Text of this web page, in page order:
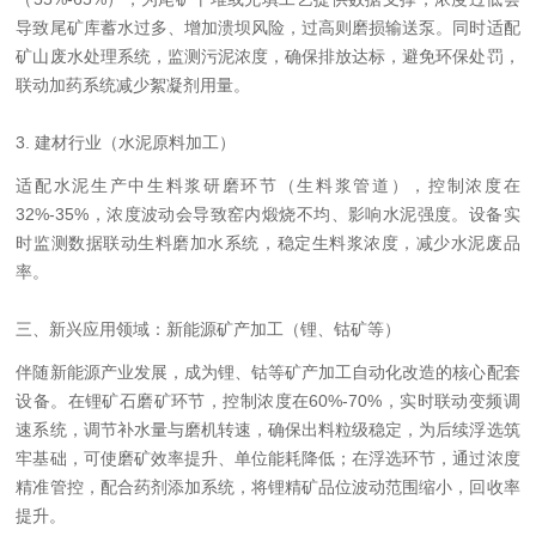
导致尾矿库蓄水过多、增加溃坝风险，过高则磨损输送泵。同时适配
矿山废水处理系统，监测污泥浓度，确保排放达标，避免环保处罚，
联动加药系统减少絮凝剂用量。
3. 建材行业（水泥原料加工）
适配水泥生产中生料浆研磨环节（生料浆管道），控制浓度在
32%-35%，浓度波动会导致窑内煅烧不均、影响水泥强度。设备实
时监测数据联动生料磨加水系统，稳定生料浆浓度，减少水泥废品
率。
三、新兴应用领域：新能源矿产加工（锂、钴矿等）
伴随新能源产业发展，成为锂、钴等矿产加工自动化改造的核心配套
设备。在锂矿石磨矿环节，控制浓度在60%-70%，实时联动变频调
速系统，调节补水量与磨机转速，确保出料粒级稳定，为后续浮选筑
牢基础，可使磨矿效率提升、单位能耗降低；在浮选环节，通过浓度
精准管控，配合药剂添加系统，将锂精矿品位波动范围缩小，回收率
提升。